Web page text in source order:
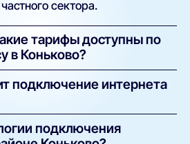
сектора.
тарифы доступны по
в Коньково?
точный адрес (улицу и номер
нашем сайте. Система
список доступных интернет-
с указанием скорости,
ТВ и условий подключения.
подключение интернета
базовое
бесплатно.
подключения